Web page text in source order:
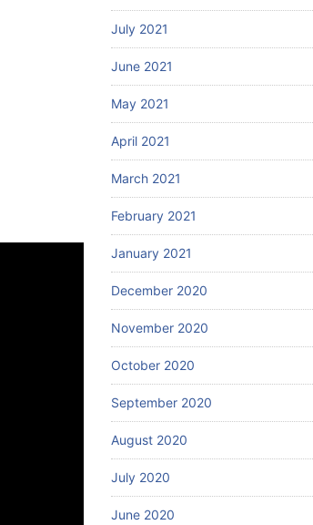
July 2021
June 2021
May 2021
April 2021
March 2021
February 2021
January 2021
December 2020
November 2020
October 2020
September 2020
August 2020
July 2020
June 2020